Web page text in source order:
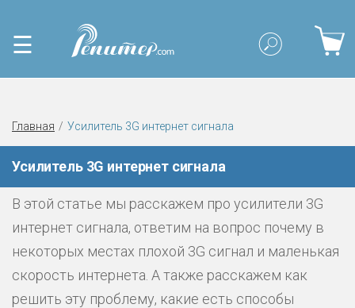
☰
Главная Усилитель 3G интернет сигнала
Усилитель 3G интернет сигнала
В этой статье мы расскажем про усилители 3G
интернет сигнала, ответим на вопрос почему в
некоторых местах плохой 3G сигнал и маленькая
скорость интернета. А также расскажем как
решить эту проблему, какие есть способы